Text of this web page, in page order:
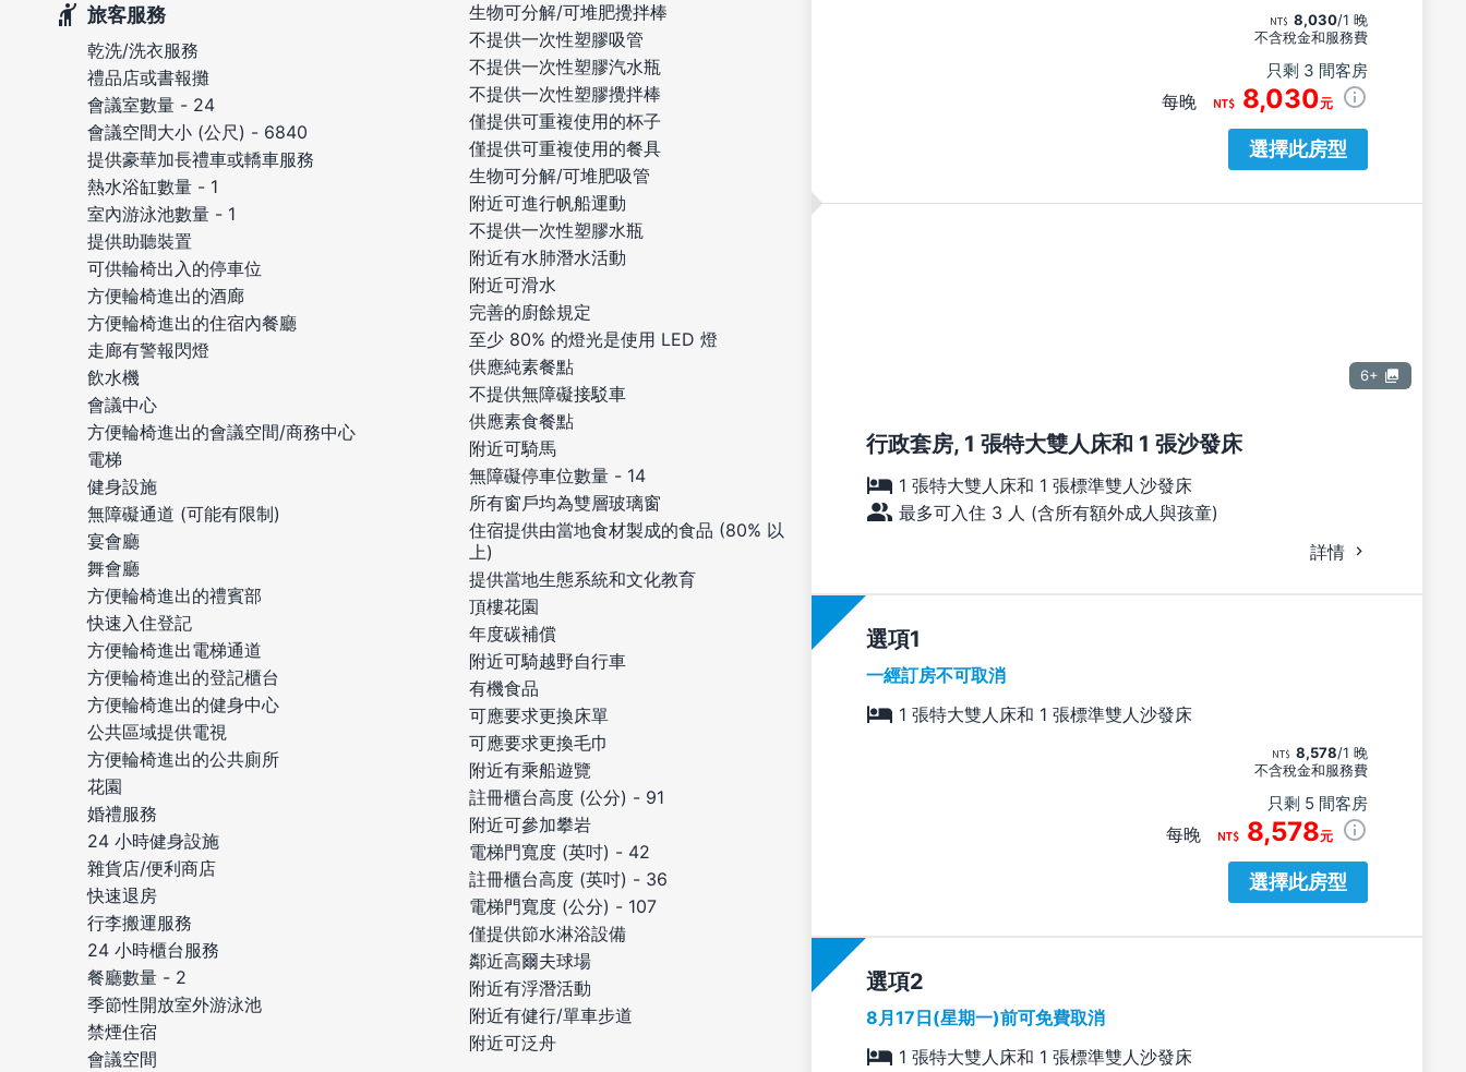
8,030/1 晚
不含稅金和服務費
只剩 3 間客房
每晚 8,030元
選擇此房型
6+
行政套房, 1 張特大雙人床和 1 張沙發床
1 張特大雙人床和 1 張標準雙人沙發床
最多可入住 3 人 (含所有額外成人與孩童)
詳情
選項
一經訂房不可取消
1 張特大雙人床和 1 張標準雙人沙發床
8,578/1 晚
不含稅金和服務費
只剩 5 間客房
每晚 8,578元
選擇此房型
選項
8月17日(星期一)前可免費取消
1 張特大雙人床和 1 張標準雙人沙發床
旅客服務
乾洗/洗衣服務
禮品店或書報攤
會議室數量 - 24
會議空間大小 (公尺) - 6840
提供豪華加長禮車或轎車服務
熱水浴缸數量 - 1
室內游泳池數量 - 1
提供助聽裝置
可供輪椅出入的停車位
方便輪椅進出的酒廊
方便輪椅進出的住宿內餐廳
走廊有警報閃燈
飲水機
會議中心
方便輪椅進出的會議空間/商務中心
電梯
健身設施
無障礙通道 (可能有限制)
宴會廳
舞會廳
方便輪椅進出的禮賓部
快速入住登記
方便輪椅進出電梯通道
方便輪椅進出的登記櫃台
方便輪椅進出的健身中心
公共區域提供電視
方便輪椅進出的公共廁所
花園
婚禮服務
24 小時健身設施
雜貨店/便利商店
快速退房
行李搬運服務
24 小時櫃台服務
餐廳數量 - 2
季節性開放室外游泳池
禁煙住宿
會議空間
生物可分解/可堆肥攪拌棒
不提供一次性塑膠吸管
不提供一次性塑膠汽水瓶
不提供一次性塑膠攪拌棒
僅提供可重複使用的杯子
僅提供可重複使用的餐具
生物可分解/可堆肥吸管
附近可進行帆船運動
不提供一次性塑膠水瓶
附近有水肺潛水活動
附近可滑水
完善的廚餘規定
至少 80% 的燈光是使用 LED 燈
供應純素餐點
不提供無障礙接駁車
供應素食餐點
附近可騎馬
無障礙停車位數量 - 14
所有窗戶均為雙層玻璃窗
住宿提供由當地食材製成的食品 (80% 以
上)
提供當地生態系統和文化教育
頂樓花園
年度碳補償
附近可騎越野自行車
有機食品
可應要求更換床單
可應要求更換毛巾
附近有乘船遊覽
註冊櫃台高度 (公分) - 91
附近可參加攀岩
電梯門寬度 (英吋) - 42
註冊櫃台高度 (英吋) - 36
電梯門寬度 (公分) - 107
僅提供節水淋浴設備
鄰近高爾夫球場
附近有浮潛活動
附近有健行/單車步道
附近可泛舟